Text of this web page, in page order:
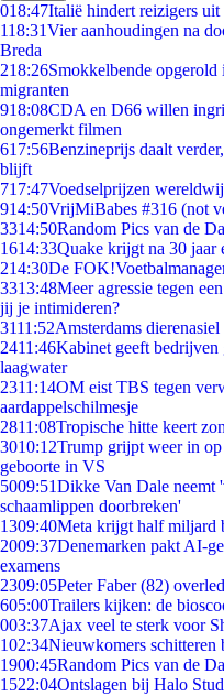
018:47Italië hindert reizigers uit
118:31Vier aanhoudingen na
Breda
218:26Smokkelbende opgerold
migranten
918:08CDA en D66 willen
ongemerkt filmen
617:56Benzineprijs daalt
blijft
717:47Voedselprijzen
914:50VrijMiBabes #316 (not
3314:50Random Pics van de
1614:33Quake krijgt na 30 jaar
214:30De
3313:48Meer agressie tegen
jij je intimideren?
3111:52Amsterdams
2411:46Kabinet geeft bedrijven
laagwater
2311:14OM eist TBS tegen
aardappelschilmesje
2811:08Tropische hitte keert
3010:12Trump grijpt weer in op
geboorte in VS
5009:51Dikke Van Dale neemt
schaamlippen doorbreken'
1309:40Meta krijgt half miljard
2009:37Denemarken pakt AI-
examens
2309:05Peter Faber (82)
605:00Trailers kijken: de
003:37Ajax veel te sterk voor
102:34Nieuwkomers schitteren
1900:45Random Pics van de
1522:04Ontslagen bij Halo